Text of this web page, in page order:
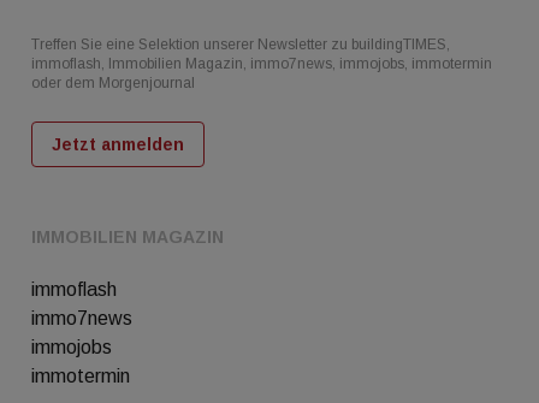
IMMOBILIEN MAGAZIN
immoflash
immo7news
immojobs
immotermin
Treffen Sie eine Selektion unserer Newsletter zu buildingTIMES,
immoflash, Immobilien Magazin, immo7news, immojobs, immotermin
oder dem Morgenjournal
Jetzt anmelden